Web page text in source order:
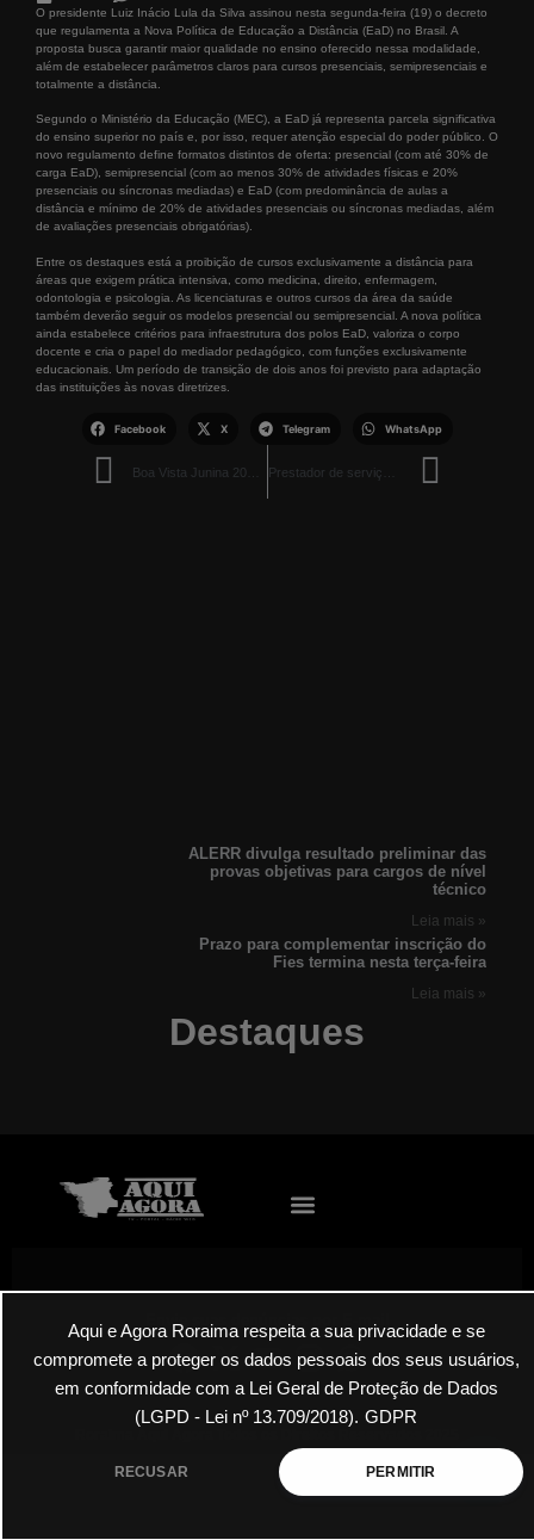
Aqui e Agora Roraima respeita a sua privacidade e se
compromete a proteger os dados pessoais dos seus usuários,
em conformidade com a Lei Geral de Proteção de Dados
(LGPD - Lei nº 13.709/2018). GDPR
RECUSAR PERMITIR
O presidente Luiz Inácio Lula da Silva assinou nesta segunda-feira (19) o decreto
que regulamenta a Nova Política de Educação a Distância (EaD) no Brasil. A
proposta busca garantir maior qualidade no ensino oferecido nessa modalidade,
além de estabelecer parâmetros claros para cursos presenciais, semipresenciais e
totalmente a distância.
Segundo o Ministério da Educação (MEC), a EaD já representa parcela significativa
do ensino superior no país e, por isso, requer atenção especial do poder público. O
novo regulamento define formatos distintos de oferta: presencial (com até 30% de
carga EaD), semipresencial (com ao menos 30% de atividades físicas e 20%
presenciais ou síncronas mediadas) e EaD (com predominância de aulas a
distância e mínimo de 20% de atividades presenciais ou síncronas mediadas, além
de avaliações presenciais obrigatórias).
Entre os destaques está a proibição de cursos exclusivamente a distância para
áreas que exigem prática intensiva, como medicina, direito, enfermagem,
odontologia e psicologia. As licenciaturas e outros cursos da área da saúde
também deverão seguir os modelos presencial ou semipresencial. A nova política
ainda estabelece critérios para infraestrutura dos polos EaD, valoriza o corpo
docente e cria o papel do mediador pedagógico, com funções exclusivamente
educacionais. Um período de transição de dois anos foi previsto para adaptação
das instituições às novas diretrizes.
Facebook X Telegram WhatsApp
Destaques
ALERR divulga resultado preliminar das
provas objetivas para cargos de nível
técnico
Leia mais »
Prazo para complementar inscrição do
Fies termina nesta terça-feira
Leia mais »
Envie suas denúncias por E-mail